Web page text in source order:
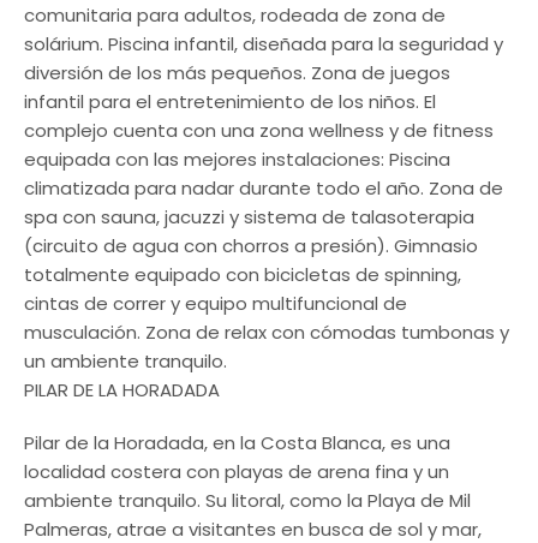
comunitaria para adultos, rodeada de zona de
solárium. Piscina infantil, diseñada para la seguridad y
diversión de los más pequeños. Zona de juegos
infantil para el entretenimiento de los niños. El
complejo cuenta con una zona wellness y de fitness
equipada con las mejores instalaciones: Piscina
climatizada para nadar durante todo el año. Zona de
spa con sauna, jacuzzi y sistema de talasoterapia
(circuito de agua con chorros a presión). Gimnasio
totalmente equipado con bicicletas de spinning,
cintas de correr y equipo multifuncional de
musculación. Zona de relax con cómodas tumbonas y
un ambiente tranquilo.
PILAR DE LA HORADADA
Pilar de la Horadada, en la Costa Blanca, es una
localidad costera con playas de arena fina y un
ambiente tranquilo. Su litoral, como la Playa de Mil
Palmeras, atrae a visitantes en busca de sol y mar,